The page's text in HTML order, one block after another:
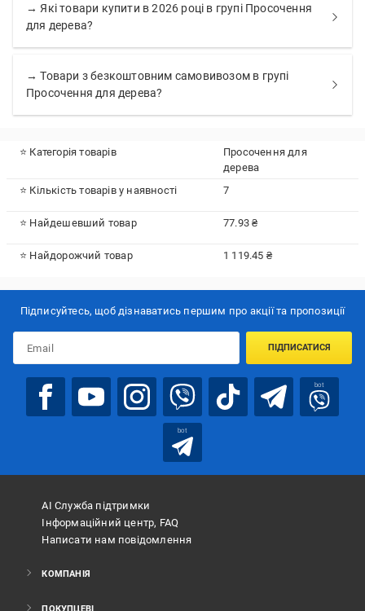
→ Які товари купити в 2026 році в групі Просочення
для дерева?
→ Товари з безкоштовним самовивозом в групі
Просочення для дерева?
⭐ Категорія товарів
Просочення для
дерева
⭐ Кількість товарів у наявності
7
⭐ Найдешевший товар 77.93 ₴
⭐ Найдорожчий товар 1 119.45 ₴
Підписуйтесь, щоб дізнаватись першим про акції та пропозиції
ПІДПИСАТИСЯ
bot
bot
АІ Служба підтримки
Інформаційний центр, FAQ
Написати нам повідомлення
КОМПАНІЯ